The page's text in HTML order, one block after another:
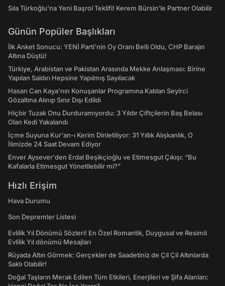
Sıla Türkoğlu'na Yeni Başrol Teklifi! Kerem Bürsin'le Partner Olabilir
Günün Popüler Başlıkları
İlk Anket Sonucu: YENİ Parti'nin Oy Oranı Belli Oldu, CHP Barajın
Altına Düştü!
Türkiye, Arabistan ve Pakistan Arasında Mekke Anlaşması: Birine
Yapılan Saldırı Hepsine Yapılmış Sayılacak
Hasan Can Kaya’nın Konuşanlar Programına Katılan Seyirci
Gözaltına Alınıp Sınır Dışı Edildi
Hiçbir Tuzak Onu Durduramıyordu: 3 Yıldır Çiftçilerin Baş Belası
Olan Kedi Yakalandı
İçme Suyuna Kur'an-ı Kerim Dinletiliyor: 31 Yıllık Alışkanlık, O
İlimizde 24 Saat Devam Ediyor
Enver Aysever'den Erdal Beşikçioğlu ve Etimesgut Çıkışı: “Bu
Kafalarla Etimesgut Yönetilebilir mi?”
Hızlı Erişim
Hava Durumu
Son Depremler Listesi
Evlilik Yıl Dönümü Sözleri! En Özel Romantik, Duygusal ve Resimli
Evlilik Yıl dönümü Mesajları
Rüyada Altın Görmek: Gerçekler de Saadetiniz de Çil Çil Altınlarda
Saklı Olabilir!
Doğal Taşların Merak Edilen Tüm Etkileri, Enerjileri ve Şifa Alanları: